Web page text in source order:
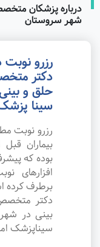
درباره پزشکان
شهر سروستان
رزرو نوبت
دکتر
حلق و
سینا
رزرو نوبت
بیماران
بوده که
افزارهای
برطرف کرده
دکتر
بینی در
سیناپزشک